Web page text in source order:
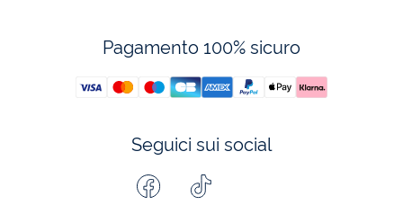
Pagamento 100% sicuro
Seguici sui social
Facebook